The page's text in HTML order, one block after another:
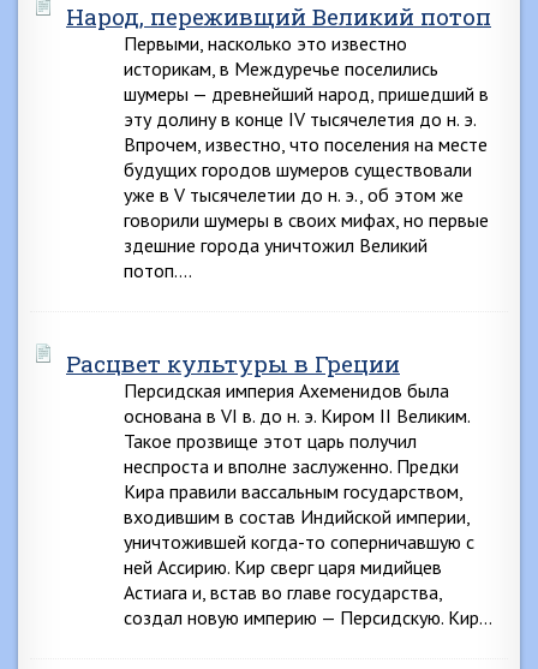
Народ, переживщий Великий потоп
Первыми, насколько это известно
историкам, в Междуречье поселились
шумеры — древнейший народ, пришедший в
эту долину в конце IV тысячелетия до н. э.
Впрочем, известно, что поселения на месте
будущих городов шумеров существовали
уже в V тысячелетии до н. э., об этом же
говорили шумеры в своих мифах, но первые
здешние города уничтожил Великий
потоп….
Расцвет культуры в Греции
Персидская империя Ахеменидов была
основана в VI в. до н. э. Киром II Великим.
Такое прозвище этот царь получил
неспроста и вполне заслуженно. Предки
Кира правили вассальным государством,
входившим в состав Индийской империи,
уничтожившей когда-то соперничавшую с
ней Ассирию. Кир сверг царя мидийцев
Астиага и, встав во главе государства,
создал новую империю — Персидскую. Кир…